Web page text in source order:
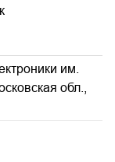
им.
обл.,